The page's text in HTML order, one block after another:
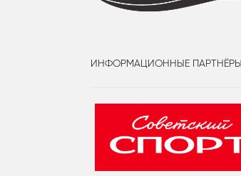
ИНФОРМАЦИОННЫЕ ПАРТНЁРЫ